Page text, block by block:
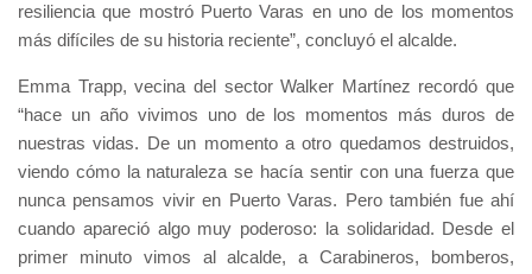
resiliencia que mostró Puerto Varas en uno de los momentos
más difíciles de su historia reciente”, concluyó el alcalde.
Emma Trapp, vecina del sector Walker Martínez recordó que
“hace un año vivimos uno de los momentos más duros de
nuestras vidas. De un momento a otro quedamos destruidos,
viendo cómo la naturaleza se hacía sentir con una fuerza que
nunca pensamos vivir en Puerto Varas. Pero también fue ahí
cuando apareció algo muy poderoso: la solidaridad. Desde el
primer minuto vimos al alcalde, a Carabineros, bomberos,